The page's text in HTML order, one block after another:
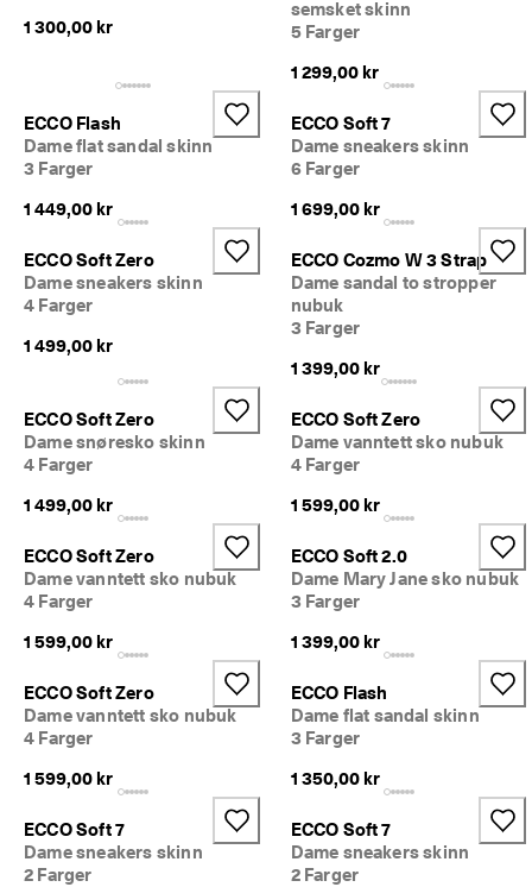
1 300,00 kr
semsket skinn
5 Farger
1 299,00 kr
ECCO Flash
Dame flat sandal skinn
3 Farger
1 449,00 kr
ECCO Soft 7
Dame sneakers skinn
6 Farger
1 699,00 kr
ECCO Soft Zero
Dame sneakers skinn
4 Farger
1 499,00 kr
ECCO Cozmo W 3 Strap
Dame sandal to stropper
nubuk
3 Farger
1 399,00 kr
ECCO Soft Zero
Dame snøresko skinn
4 Farger
1 499,00 kr
ECCO Soft Zero
Dame vanntett sko nubuk
4 Farger
1 599,00 kr
ECCO Soft Zero
Dame vanntett sko nubuk
4 Farger
1 599,00 kr
ECCO Soft 2.0
Dame Mary Jane sko nubuk
3 Farger
1 399,00 kr
ECCO Soft Zero
Dame vanntett sko nubuk
4 Farger
1 599,00 kr
ECCO Flash
Dame flat sandal skinn
3 Farger
1 350,00 kr
ECCO Soft 7
Dame sneakers skinn
2 Farger
ECCO Soft 7
Dame sneakers skinn
2 Farger